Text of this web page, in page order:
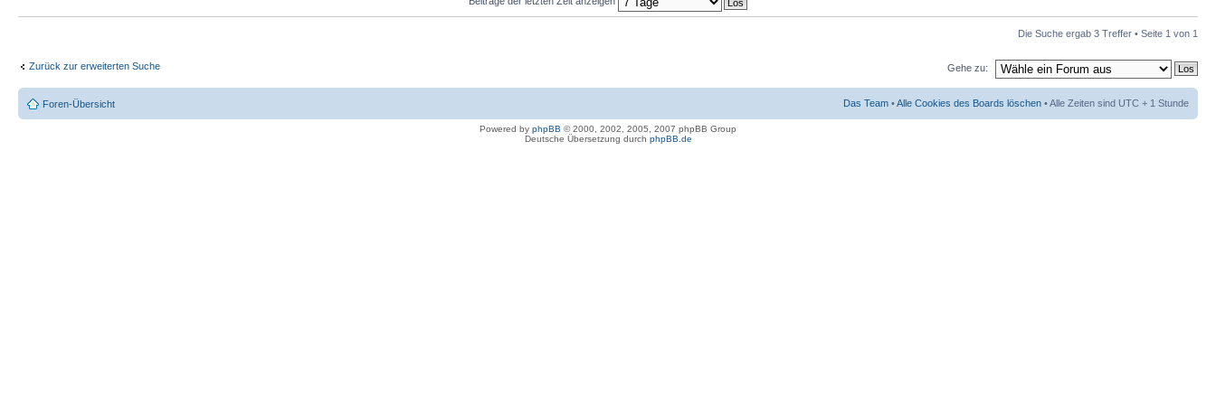
Die Suche ergab 3 Treffer • Seite 1 von 1
Zurück zur erweiterten Suche Gehe zu:
Foren-Übersicht Das Team •Alle Cookies des Boards löschen • Alle Zeiten sind UTC + 1 Stunde
Powered by phpBB © 2000, 2002, 2005, 2007 phpBB Group
Deutsche Übersetzung durch phpBB.de